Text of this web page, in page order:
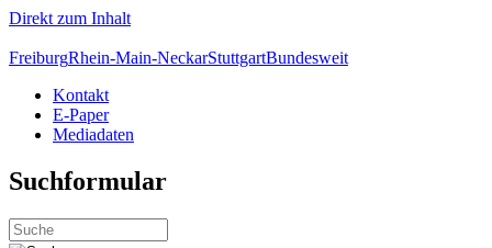
Direkt zum Inhalt
FreiburgRhein-Main-NeckarStuttgartBundesweit
Kontakt
E-Paper
Mediadaten
Suchformular